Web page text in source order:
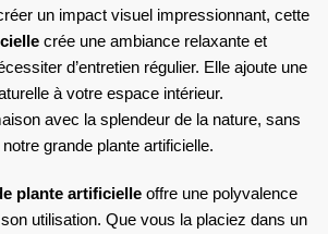
un impact visuel impressionnant, cette
crée une ambiance relaxante et
d’entretien régulier. Elle ajoute une
à votre espace intérieur.
avec la splendeur de la nature, sans
grande plante artificielle.
plante artificielle offre une polyvalence
utilisation. Que vous la placiez dans un